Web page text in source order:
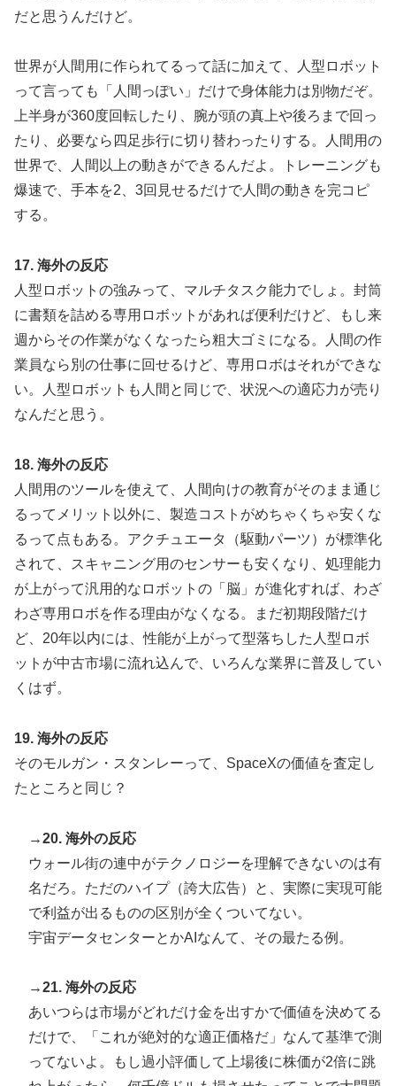
だと思うんだけど。
世界が人間用に作られてるって話に加えて、人型ロボット
って言っても「人間っぽい」だけで身体能力は別物だぞ。
上半身が360度回転したり、腕が頭の真上や後ろまで回っ
たり、必要なら四足歩行に切り替わったりする。人間用の
世界で、人間以上の動きができるんだよ。トレーニングも
爆速で、手本を2、3回見せるだけで人間の動きを完コピ
する。
17. 海外の反応
人型ロボットの強みって、マルチタスク能力でしょ。封筒
に書類を詰める専用ロボットがあれば便利だけど、もし来
週からその作業がなくなったら粗大ゴミになる。人間の作
業員なら別の仕事に回せるけど、専用ロボはそれができな
い。人型ロボットも人間と同じで、状況への適応力が売り
なんだと思う。
18. 海外の反応
人間用のツールを使えて、人間向けの教育がそのまま通じ
るってメリット以外に、製造コストがめちゃくちゃ安くな
るって点もある。アクチュエータ（駆動パーツ）が標準化
されて、スキャニング用のセンサーも安くなり、処理能力
が上がって汎用的なロボットの「脳」が進化すれば、わざ
わざ専用ロボを作る理由がなくなる。まだ初期段階だけ
ど、20年以内には、性能が上がって型落ちした人型ロボ
ットが中古市場に流れ込んで、いろんな業界に普及してい
くはず。
19. 海外の反応
そのモルガン・スタンレーって、SpaceXの価値を査定し
たところと同じ？
→20. 海外の反応
ウォール街の連中がテクノロジーを理解できないのは有
名だろ。ただのハイプ（誇大広告）と、実際に実現可能
で利益が出るものの区別が全くついてない。
宇宙データセンターとかAIなんて、その最たる例。
→21. 海外の反応
あいつらは市場がどれだけ金を出すかで価値を決めてる
だけで、「これが絶対的な適正価格だ」なんて基準で測
ってないよ。もし過小評価して上場後に株価が2倍に跳